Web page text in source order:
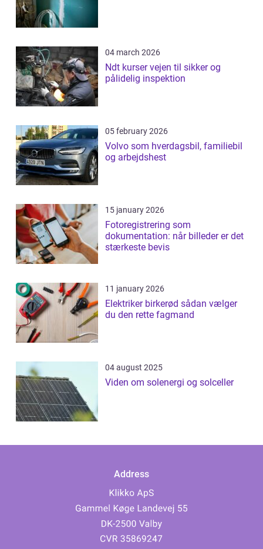
04 march 2026
Ndt kurser vejen til sikker og
pålidelig inspektion
05 february 2026
Volvo som hverdagsbil, familiebil
og arbejdshest
15 january 2026
Fotoregistrering som
dokumentation: når billeder er det
stærkeste bevis
11 january 2026
Elektriker birkerød sådan vælger
du den rette fagmand
04 august 2025
Viden om solenergi og solceller
Address